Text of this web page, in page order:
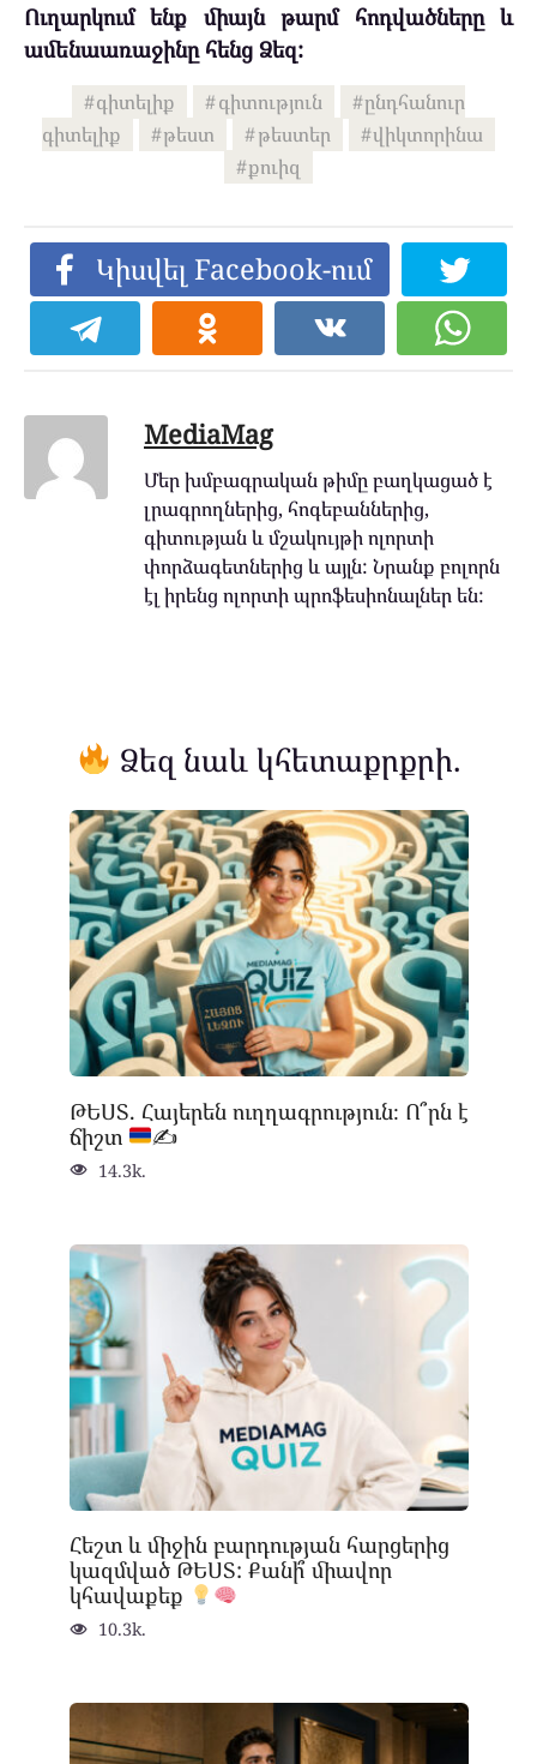
Ուղարկում ենք միայն թարմ հոդվածները և
ամենաառաջինը հենց Ձեզ:
գիտելիք գիտություն
ընդհանուր
գիտելիք
թեստ թեստեր
վիկտորինա
քուիզ
Կիսվել Facebook-ում
MediaMag
Մեր խմբագրական թիմը բաղկացած է
լրագրողներից, հոգեբաններից,
գիտության և մշակույթի ոլորտի
փորձագետներից և այլն: Նրանք բոլորն
էլ իրենց ոլորտի պրոֆեսիոնալներ են:
Ձեզ նաև կհետաքրքրի.
ԹԵՍՏ. Հայերեն ուղղագրություն։ Ո՞րն է
ճիշտ
✍
14.3k.
Հեշտ և միջին բարդության հարցերից
կազմված ԹԵՍՏ: Քանի՞ միավոր
կհավաքեք
10.3k.